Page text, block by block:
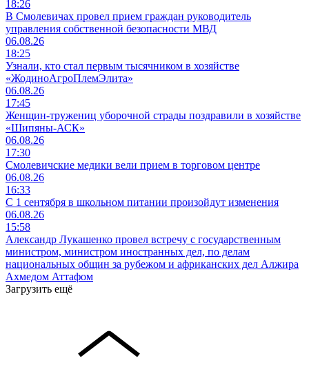
18:26
В Смолевичах провел прием граждан руководитель
управления собственной безопасности МВД
06.08.26
18:25
Узнали, кто стал первым тысячником в хозяйстве
«ЖодиноАгроПлемЭлита»
06.08.26
17:45
Женщин-тружениц уборочной страды поздравили в хозяйстве
«Шипяны-АСК»
06.08.26
17:30
Смолевичские медики вели прием в торговом центре
06.08.26
16:33
С 1 сентября в школьном питании произойдут изменения
06.08.26
15:58
Александр Лукашенко провел встречу с государственным
министром, министром иностранных дел, по делам
национальных общин за рубежом и африканских дел Алжира
Ахмедом Аттафом
Загрузить ещё